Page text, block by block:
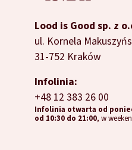
Lood is Good sp. z
ul. Kornela
31-752 Kraków
Infolinia:
+48 12 383 26 00
Infolinia otwarta od
od 10:30 do 21:00, w